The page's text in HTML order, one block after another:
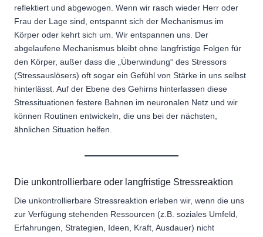
reflektiert und abgewogen. Wenn wir rasch wieder Herr oder
Frau der Lage sind, entspannt sich der Mechanismus im
Körper oder kehrt sich um. Wir entspannen uns. Der
abgelaufene Mechanismus bleibt ohne langfristige Folgen für
den Körper, außer dass die „Überwindung“ des Stressors
(Stressauslösers) oft sogar ein Gefühl von Stärke in uns selbst
hinterlässt. Auf der Ebene des Gehirns hinterlassen diese
Stressituationen festere Bahnen im neuronalen Netz und wir
können Routinen entwickeln, die uns bei der nächsten,
ähnlichen Situation helfen.
Die unkontrollierbare oder langfristige Stressreaktion
Die unkontrollierbare Stressreaktion erleben wir, wenn die uns
zur Verfügung stehenden Ressourcen (z.B. soziales Umfeld,
Erfahrungen, Strategien, Ideen, Kraft, Ausdauer) nicht